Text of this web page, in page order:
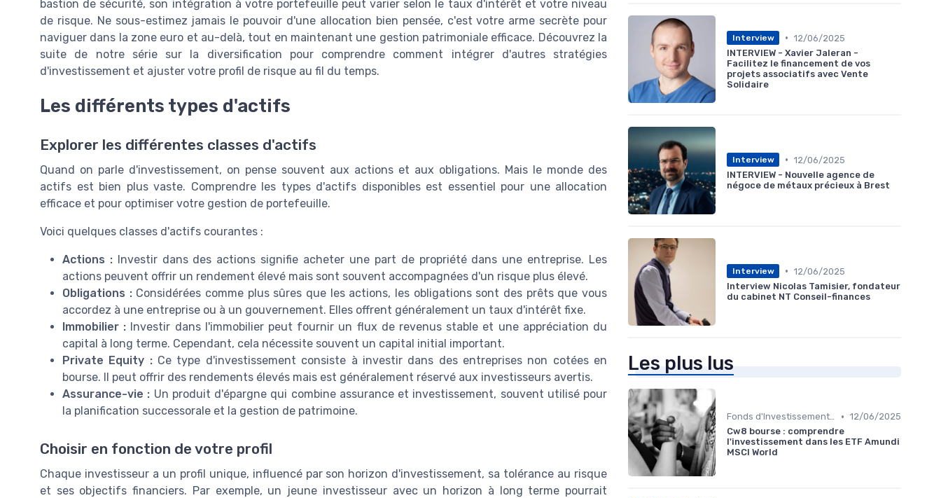
bastion de sécurité, son intégration à votre portefeuille peut varier selon le taux d'intérêt et votre niveau
de risque. Ne sous-estimez jamais le pouvoir d'une allocation bien pensée, c'est votre arme secrète pour
naviguer dans la zone euro et au-delà, tout en maintenant une gestion patrimoniale efficace. Découvrez la
suite de notre série sur la diversification pour comprendre comment intégrer d'autres stratégies
d'investissement et ajuster votre profil de risque au fil du temps.
Les différents types d'actifs
Explorer les différentes classes d'actifs
Quand on parle d'investissement, on pense souvent aux actions et aux obligations. Mais le monde des
actifs est bien plus vaste. Comprendre les types d'actifs disponibles est essentiel pour une allocation
efficace et pour optimiser votre gestion de portefeuille.
Voici quelques classes d'actifs courantes :
Actions :Investir dans des actions signifie acheter une part de propriété dans une entreprise. Les
actions peuvent offrir un rendement élevé mais sont souvent accompagnées d'un risque plus élevé.
Obligations :Considérées comme plus sûres que les actions, les obligations sont des prêts que vous
accordez à une entreprise ou à un gouvernement. Elles offrent généralement un taux d'intérêt fixe.
Immobilier : Investir dans l'immobilier peut fournir un flux de revenus stable et une appréciation du
capital à long terme. Cependant, cela nécessite souvent un capital initial important.
Private Equity :Ce type d'investissement consiste à investir dans des entreprises non cotées en
bourse. Il peut offrir des rendements élevés mais est généralement réservé aux investisseurs avertis.
Assurance-vie : Un produit d'épargne qui combine assurance et investissement, souvent utilisé pour
la planification successorale et la gestion de patrimoine.
Choisir en fonction de votre profil
Chaque investisseur a un profil unique, influencé par son horizon d'investissement, sa tolérance au risque
et ses objectifs financiers. Par exemple, un jeune investisseur avec un horizon à long terme pourrait
Interview • 12/06/2025
INTERVIEW - Xavier Jaleran -
Facilitez le financement de vos
projets associatifs avec Vente
Solidaire
Interview • 12/06/2025
INTERVIEW - Nouvelle agence de
négoce de métaux précieux à Brest
Interview • 12/06/2025
Interview Nicolas Tamisier, fondateur
du cabinet NT Conseil-finances
Les plus lus
Fonds d'Investissement et ETF • 12/06/2025
Cw8 bourse : comprendre
l'investissement dans les ETF Amundi
MSCI World